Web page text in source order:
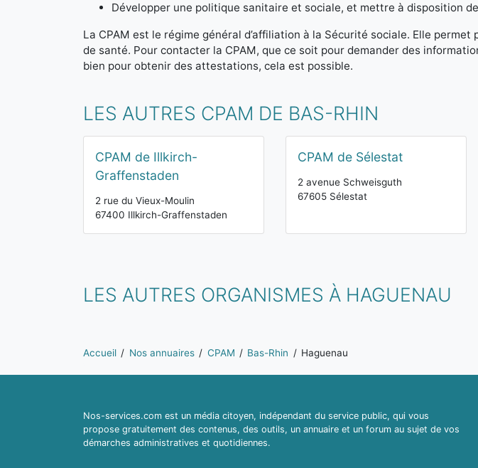
Développer une politique sanitaire et sociale, et mettre à disposition
La CPAM est le régime général d’affiliation à la Sécurité sociale. Elle
de santé. Pour contacter la CPAM, que ce soit pour demander des
bien pour obtenir des attestations, cela est possible.
LES AUTRES CPAM DE BAS-RHIN
CPAM de Illkirch-
Graffenstaden
2 rue du Vieux-Moulin
67400 Illkirch-Graffenstaden
CPAM de Sélestat
2 avenue Schweisguth
67605 Sélestat
LES AUTRES ORGANISMES À HAGUENAU
Vous êtes ici:
Accueil Nos annuaires CPAM Bas-Rhin Haguenau
Nos-services.com est un média citoyen, indépendant du service public, qui vous
propose gratuitement des contenus, des outils, un annuaire et un forum au sujet de vos
démarches administratives et quotidiennes.